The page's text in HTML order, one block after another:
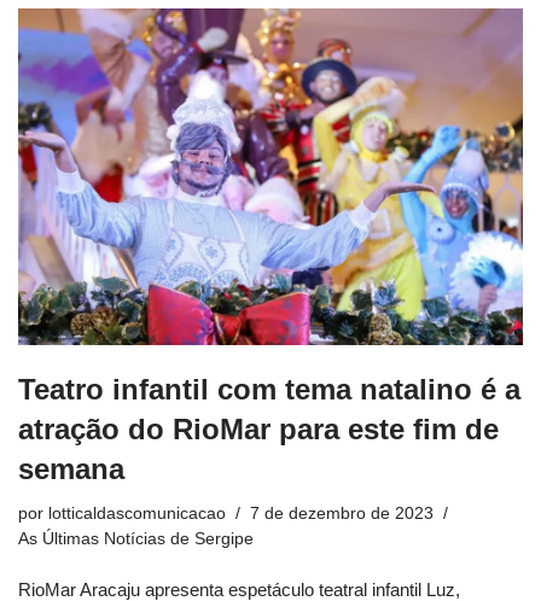
Teatro infantil com tema natalino é a
atração do RioMar para este fim de
semana
por lotticaldascomunicacao
7 de dezembro de 2023
As Últimas Notícias de Sergipe
RioMar Aracaju apresenta espetáculo teatral infantil Luz,